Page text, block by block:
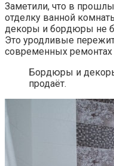
Заметили, что в
отделку ванной
декоры и бордюры не
Это уродливые
современных ремонтах
Бордюры и
продаёт.